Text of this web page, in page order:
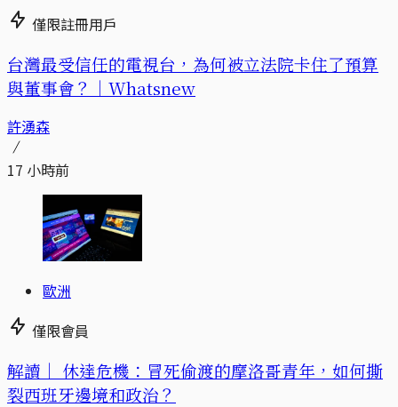
僅限註冊用戶
台灣最受信任的電視台，為何被立法院卡住了預算
與董事會？｜Whatsnew
許湧森
17 小時前
歐洲
僅限會員
解讀｜ 休達危機：冒死偷渡的摩洛哥青年，如何撕
裂西班牙邊境和政治？